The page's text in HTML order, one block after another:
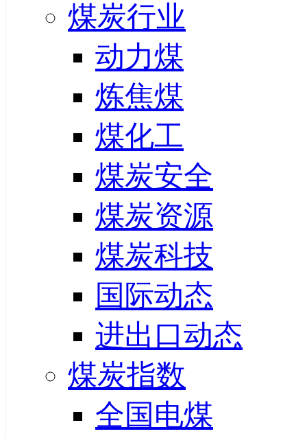
煤炭行业
动力煤
炼焦煤
煤化工
煤炭安全
煤炭资源
煤炭科技
国际动态
进出口动态
煤炭指数
全国电煤